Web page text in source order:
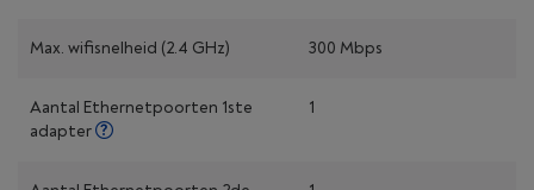
Max. wifisnelheid (2.4 GHz) 300 Mbps
Aantal Ethernetpoorten 1ste
adapter
1